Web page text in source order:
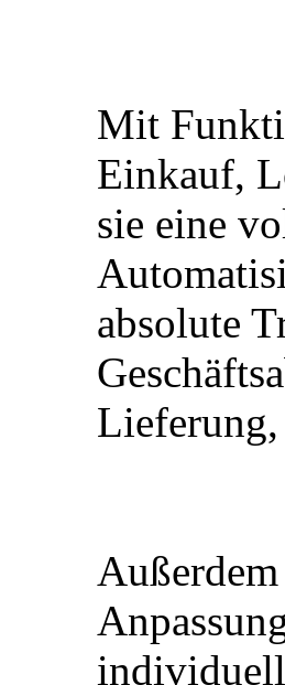
Mit
Einkauf,
sie eine
absolute